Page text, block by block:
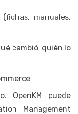
manuales,
cambió, quién lo
OpenKM puede
Management